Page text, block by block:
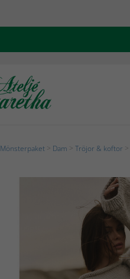
Mönsterpaket Dam Tröjor & koftor